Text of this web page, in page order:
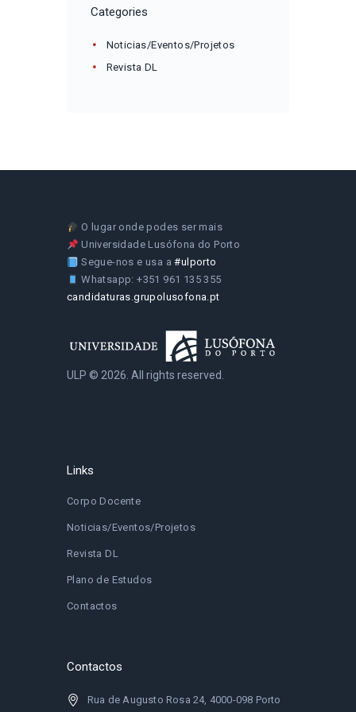
Categories
Noticias/Eventos/Projetos
Revista DL
O lugar onde podes ser mais
Universidade Lusófona do Porto
Segue-nos e usa a#ulporto
Whatsapp: +351 961 135 355
candidaturas.grupolusofona.pt
ULP © 2026. All rights reserved.
Links
Corpo Docente
Noticias/Eventos/Projetos
Revista DL
Plano de Estudos
Contactos
Contactos
Rua de Augusto Rosa 24, 4000-098 Porto